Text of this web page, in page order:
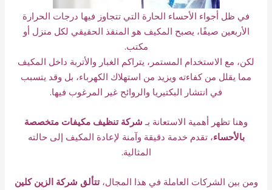
في ظل أجواء الأحساء الحارة التي تتجاوز فيها درجات الحرارة
الأربعين صيفًا، يصبح المكيف هو المنقذ الحقيقي لكل منزل أو
مكتب.
لكن، مع الاستخدام المستمر، يتراكم الغبار والأتربة داخل المكيف
مما يقلل من كفاءته ويزيد من استهلاك الكهرباء، بل وقد يتسبب
في انتشار البكتيريا والروائح غير المرغوب فيها.
وهنا تظهر أهمية الاستعانة بـ شركة تنظيف مكيفات متخصصة
بالأحساء، تقدم خدمة دقيقة وآمنة لإعادة المكيف إلى حالته
المثالية.
ومن بين الشركات العاملة في هذا المجال،تتألق شركة الزين كلين